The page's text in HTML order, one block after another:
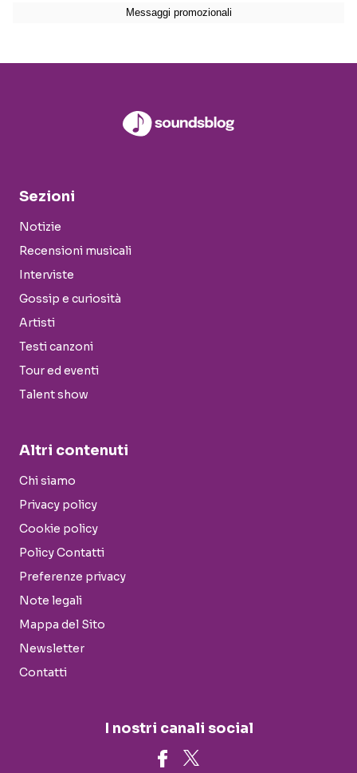
Sezioni
Notizie
Recensioni musicali
Interviste
Gossip e curiosità
Artisti
Testi canzoni
Tour ed eventi
Talent show
Altri contenuti
Chi siamo
Privacy policy
Cookie policy
Policy Contatti
Preferenze privacy
Note legali
Mappa del Sito
Newsletter
Contatti
I nostri canali social